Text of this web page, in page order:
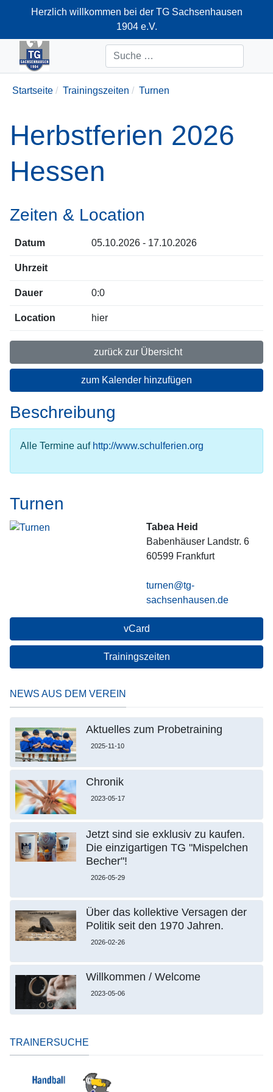
Herzlich willkommen bei der TG Sachsenhausen
1904 e.V.
+49-69-66374712
Suchen
Startseite Trainingszeiten Turnen
Herbstferien 2026
Hessen
Zeiten & Location
Datum 05.10.2026 - 17.10.2026
Uhrzeit
Dauer 0:0
Location hier
zurück zur Übersicht
zum Kalender hinzufügen
Beschreibung
Alle Termine auf http://www.schulferien.org
Turnen
Tabea Heid
Babenhäuser Landstr. 6
60599 Frankfurt
turnen@tg-
sachsenhausen.de
vCard
Trainingszeiten
NEWS AUS DEM VEREIN
Aktuelles zum Probetraining
2025-11-10
Chronik
2023-05-17
Jetzt sind sie exklusiv zu kaufen.
Die einzigartigen TG "Mispelchen
Becher"!
2026-05-29
Über das kollektive Versagen der
Politik seit den 1970 Jahren.
2026-02-26
Willkommen / Welcome
2023-05-06
TRAINERSUCHE